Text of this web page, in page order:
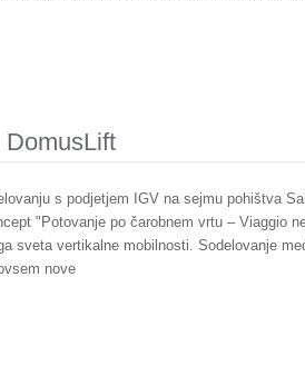
s podjetjem IGV na sejmu pohištva
"Potovanje po čarobnem vrtu – Viaggio
sveta vertikalne mobilnosti. Sodelovanje
nove